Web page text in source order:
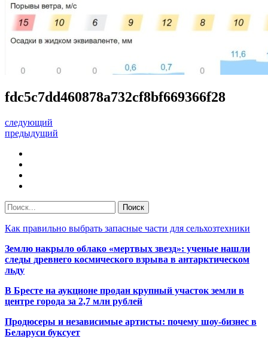
fdc5c7dd460878a732cf8bf669366f28
следующий
предыдущий
Как правильно выбрать запасные части для сельхозтехники
Землю накрыло облако «мертвых звезд»: ученые нашли
следы древнего космического взрыва в антарктическом
льду
В Бресте на аукционе продан крупный участок земли в
центре города за 2,7 млн рублей
Продюсеры и независимые артисты: почему шоу-бизнес в
Беларуси буксует